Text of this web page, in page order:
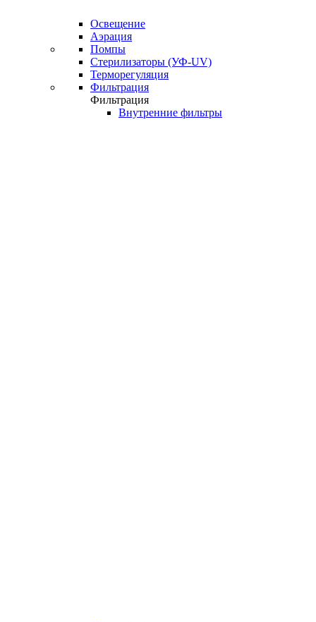
Освещение
Аэрация
Помпы
Стерилизаторы (УФ-UV)
Терморегуляция
Фильтрация
Фильтрация
Внутренние фильтры